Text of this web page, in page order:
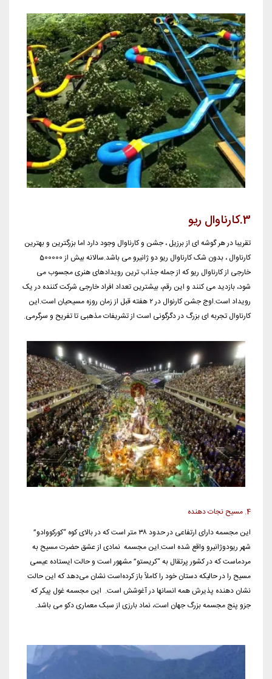
3.کارناوال ریو
تقریبا در هر گوشه ای از برزیل ، جشن و کارناوال وجود دارد اما بزرگترین و بهترین
کارناوال ، بدون شک کارناوال ریو دو ژانیرو می باشد.سالانه بیش از 500000
خارجی از کارناوال ریو که از جمله جذاب ترین رویدادهای هنری مجسوب می
شود، بازدید می کنند و این رقم، بیشترین تعداد افراد خارجی شرکت کننده در یک
رویداد است.اوج جشن کارنوال در ۲ هفته قبل از زمان روزه مسیحیان است.این
کارناوال تجربه ای بزرگ در دگرگونی است از تشریفات مذهبی تا تفریح و سرگرمی.
4. مسیح نجات دهنده
این مجسمه دارای ارتفاعی در حدود ۳۸ متر است که در بالای کوه “کورکووادو”
شهر ریودوژانیرو واقع شده است.این مجسمه نمادی از عشق حضرت مسیح به
مردماست که در کشور پرتقال به “کریستو” مشهور است و حالت ایستاده عیسی
مسیح را در حالیکه دستان خود را کاملاً باز کرده‌است نشان می‌دهد که این حالت
نشان دهنده پذیرش همه انسانها در آغوشش است. این مجسمه غول پیکر که
جزو پنج مجسمه بزرگ جهان است، نماد بارزی از سبک معماری دکو می باشد.